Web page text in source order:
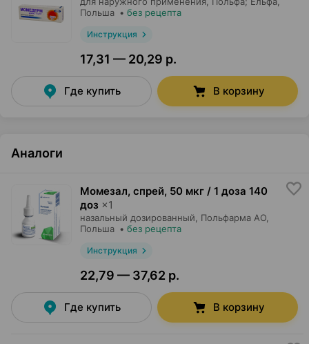
Польша • без рецепта
Инструкция
17,31 — 20,29 р.
Где купить В корзину
Аналоги
Момезал, спрей, 50 мкг / 1 доза 140
доз ×1
назальный дозированный, Польфарма AO
Польша • без рецепта
Инструкция
22,79 — 37,62 р.
Где купить В корзину